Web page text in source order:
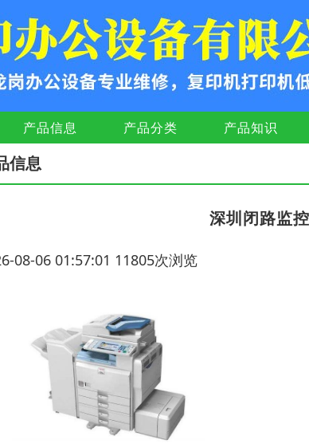
产品信息 产品分类 产品知识
信息
深圳闭路监
08-06 01:57:01 11805次浏览